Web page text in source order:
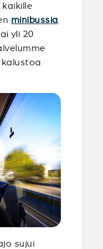
minibussia
yli 20
sujui